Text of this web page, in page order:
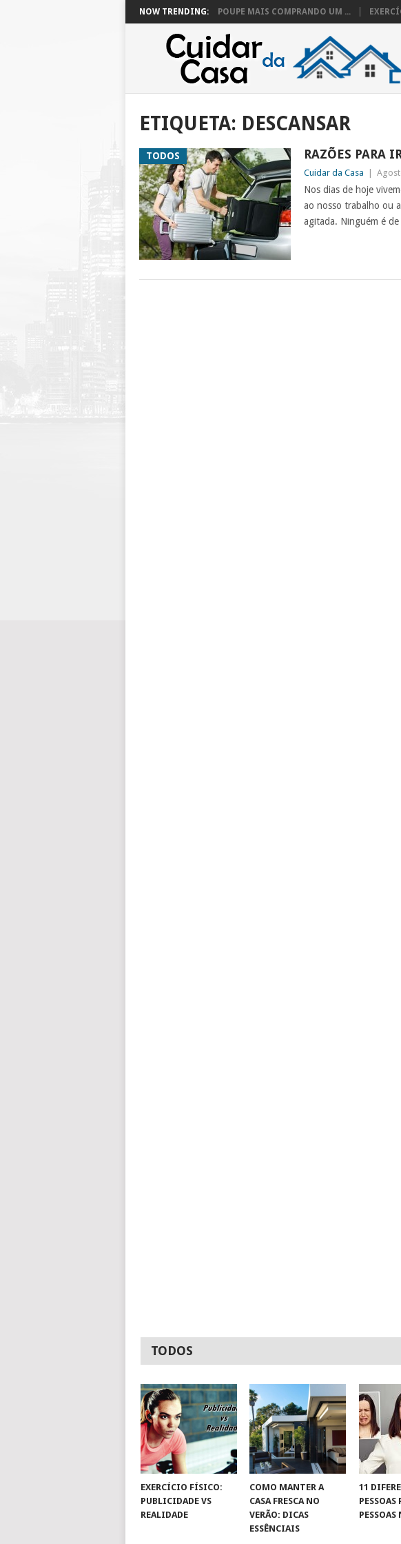
NOW TRENDING: POUPE MAIS COMPRANDO UM ...
ETIQUETA: DESCANSAR
TODOS RAZÕES PARA
Cuidar da Casa
Nos dias de hoje
ao nosso trabalho ou
agitada. Ninguém é
TODOS
EXERCÍCIO FÍSICO:
PUBLICIDADE VS
REALIDADE
COMO MANTER A
CASA FRESCA NO
VERÃO: DICAS
ESSÊNCIAIS
11